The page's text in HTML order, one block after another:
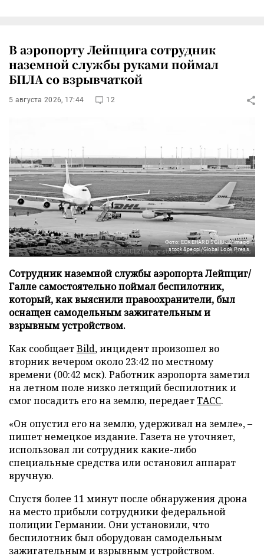
В аэропорту Лейпцига сотрудник
наземной службы руками поймал
БПЛА со взрывчаткой
5 августа 2026, 17:44 12
Фото: ECKEHARD SCHULZ/imago
stock&peopl/Global Look Press
Сотрудник наземной службы аэропорта Лейпциг/
Галле самостоятельно поймал беспилотник,
который, как выяснили правоохранители, был
оснащен самодельным зажигательным и
взрывным устройством.
Как сообщаетBild, инцидент произошел во
вторник вечером около 23:42 по местному
времени (00:42 мск). Работник аэропорта заметил
на летном поле низко летящий беспилотник и
смог посадить его на землю, передаетТАСС.
«Он опустил его на землю, удерживал на земле», –
пишет немецкое издание. Газета не уточняет,
использовал ли сотрудник какие-либо
специальные средства или остановил аппарат
вручную.
Спустя более 11 минут после обнаружения дрона
на место прибыли сотрудники федеральной
полиции Германии. Они установили, что
беспилотник был оборудован самодельным
зажигательным и взрывным устройством.